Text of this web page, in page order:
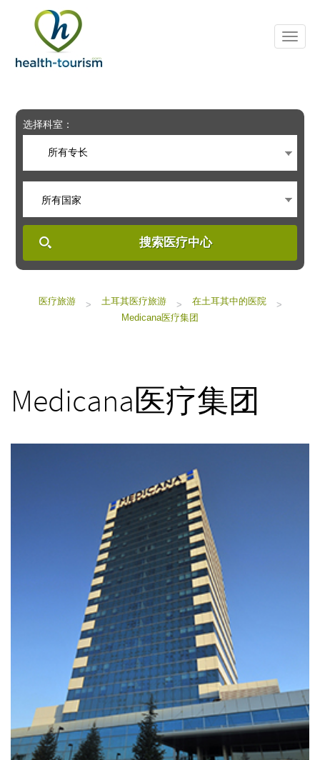
includes
system.
选择科室：
所有专长
所有国家
搜索医疗中心
医疗旅游 > 土耳其医疗旅游 > 在土耳其中的医院
>
Medicana医疗集团
Medicana医疗集团